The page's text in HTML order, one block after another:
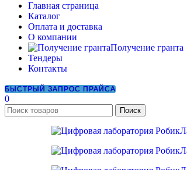
Главная страница
Каталог
Оплата и доставка
О компании
Получение гранта
Тендеры
Контакты
БЫСТРЫЙ ЗАПРОС ПРАЙСА
0
Поиск